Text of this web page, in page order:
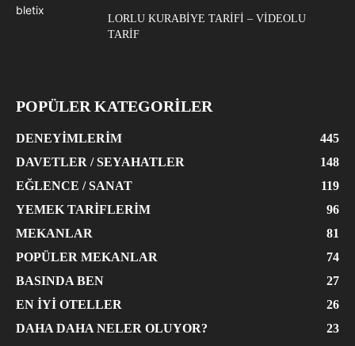
LORLU KURABIYE TARIFI – VIDEOLU
TARIF
POPÜLER KATEGORİLER
DENEYIMLERIM
445
DAVETLER / SEYAHATLER
148
EĞLENCE / SANAT
119
YEMEK TARIFLERIM
96
MEKANLAR
81
POPÜLER MEKANLAR
74
BASINDA BEN
27
EN İYI OTELLER
26
DAHA DAHA NELER OLUYOR?
23